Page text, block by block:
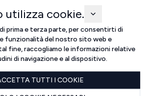
utilizza cookie.
prima e terza parte, per consentirti di
funzionalità del nostro sito web e
fine, raccogliamo le informazioni relative
di navigazione e al dispositivo.
TUTTI I COOKIE